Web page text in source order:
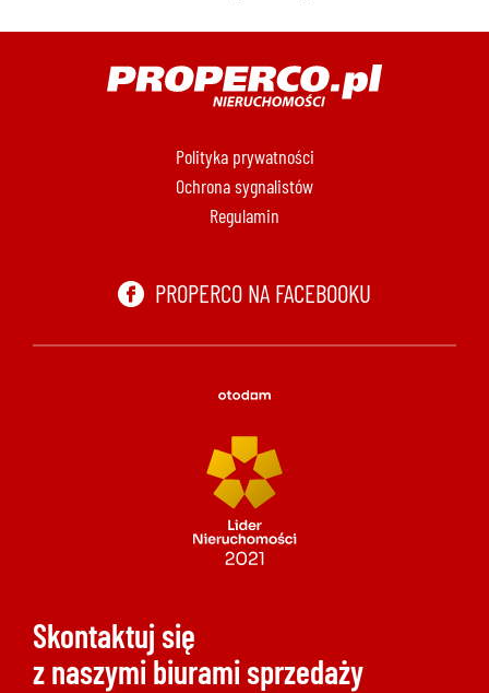
Polityka prywatności
Ochrona sygnalistów
Regulamin
PROPERCO NA FACEBOOKU
Skontaktuj się
z naszymi biurami sprzedaży
888 889 661
692 024 827